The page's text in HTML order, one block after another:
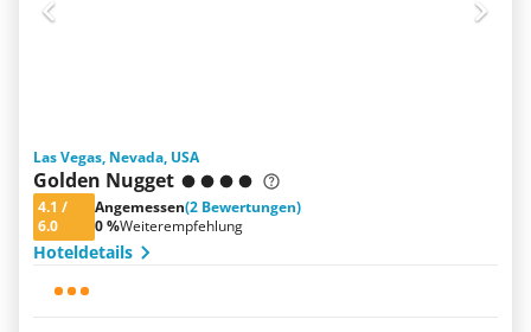
Las Vegas, Nevada, USA
Golden Nugget
4.1 /
6.0
Angemessen(2 Bewertungen)
0 %Weiterempfehlung
Hoteldetails